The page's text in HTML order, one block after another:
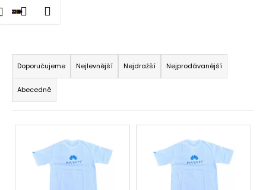
Přejít
na
Přihlášení
Nákupní
Hayati
Ř
a
z
e
n
í
Doporučujeme Nejlevnější Nejdražší Nejprodávanější
Abecedně
V
K
o
C
o
p
o
t